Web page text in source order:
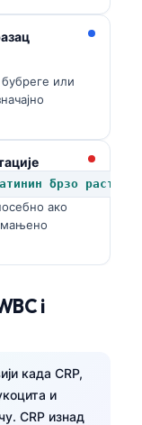
или
брзо расте
ако
i
када CRP,
и
CRP изнад